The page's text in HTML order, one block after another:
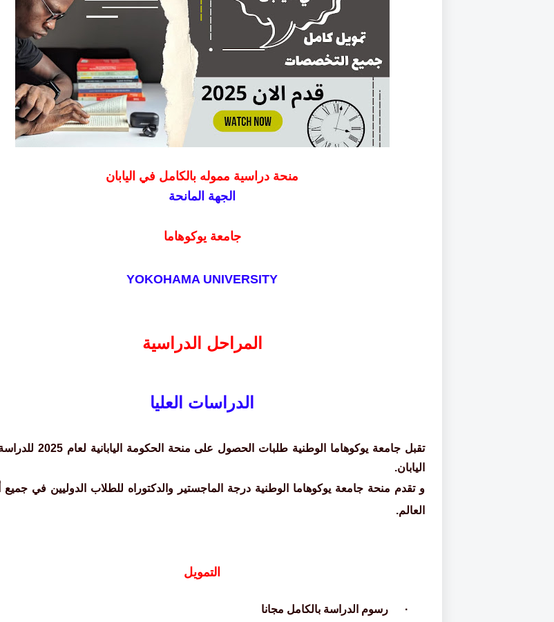
منحة دراسية مموله بالكامل في اليابان
الجهة المانحة
جامعة يوكوهاما
YOKOHAMA UNIVERSITY
المراحل الدراسية
الدراسات العليا
تقبل جامعة يوكوهاما الوطنية طلبات الحصول على منحة
اليابان.
و تقدم منحة جامعة يوكوهاما الوطنية درجة الماجستير والدكتوراه للطلاب الدوليين في جميع
العالم.
التمويل
·
رسوم الدراسة بالكامل مجانا